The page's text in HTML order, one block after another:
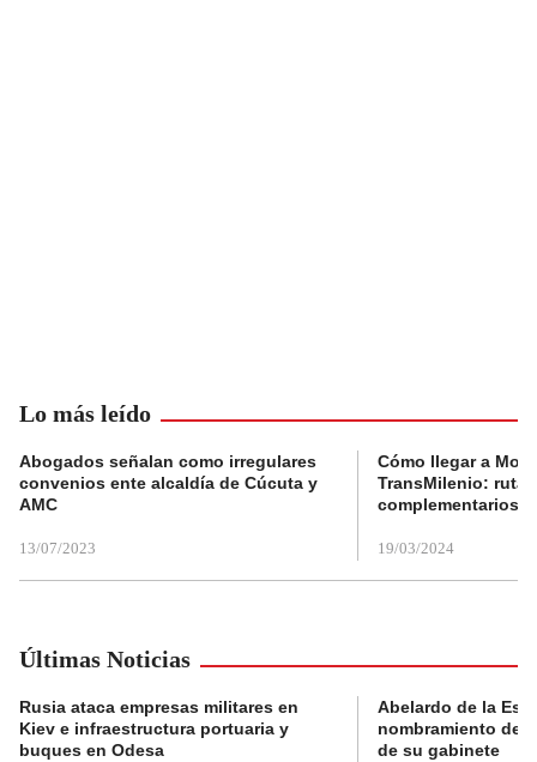
Lo más leído
Abogados señalan como irregulares
convenios ente alcaldía de Cúcuta y
AMC
13/07/2023
Cómo llegar a
TransMilenio:
complementarios
19/03/2024
Últimas Noticias
Rusia ataca empresas militares en
Kiev e infraestructura portuaria y
buques en Odesa
Abelardo de la
nombramiento de
de su gabinete